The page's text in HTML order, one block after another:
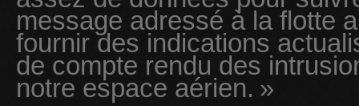
message adressé à la flotte
fournir des indications
de compte rendu des
notre espace aérien. »